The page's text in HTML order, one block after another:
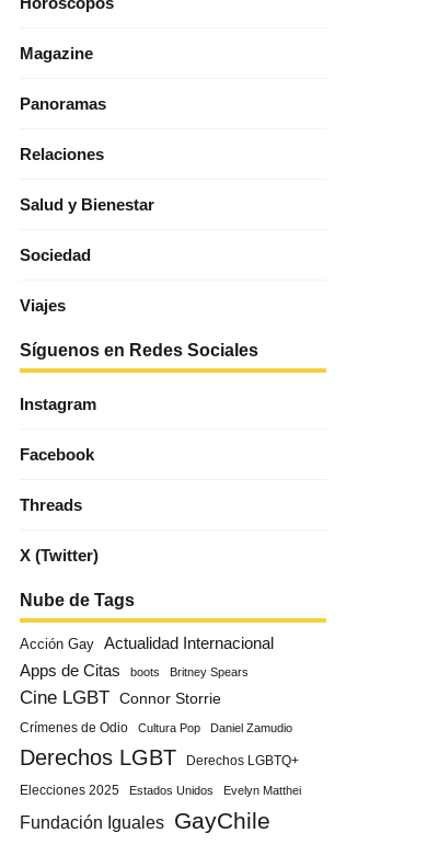
Magazine
Panoramas
Relaciones
Salud y Bienestar
Sociedad
Viajes
Síguenos en Redes Sociales
Instagram
Facebook
Threads
X (Twitter)
Nube de Tags
Acción Gay
Actualidad Internacional
Apps de Citas
boots Britney Spears
Cine LGBT Connor Storrie
Crímenes de Odio Cultura Pop Daniel Zamudio
Derechos LGBT
Derechos LGBTQ+
Elecciones 2025
Estados Unidos Evelyn Matthei
Fundación Iguales GayChile